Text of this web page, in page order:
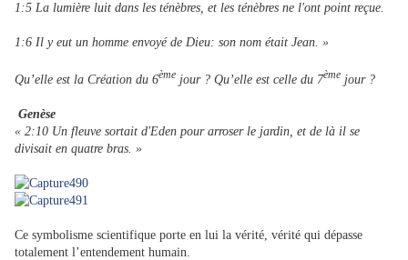
1:5 La lumière luit dans les ténèbres, et les ténèbres ne l'ont point reçue.
1:6 Il y eut un homme envoyé de Dieu: son nom était Jean. »
Qu’elle est la Création du 6ème jour ? Qu’elle est celle du 7ème jour ?
Genèse
« 2:10 Un fleuve sortait d'Eden pour arroser le jardin, et de là il se
divisait en quatre bras. »
Ce symbolisme scientifique porte en lui la vérité, vérité qui dépasse
totalement l’entendement humain.